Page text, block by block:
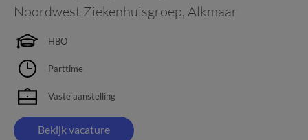
Noordwest Ziekenhuisgroep, Alkmaar
HBO
Parttime
Vaste aanstelling
Bekijk vacature